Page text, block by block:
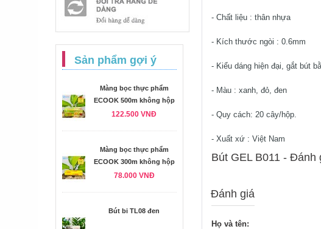
Sản phẩm gợi ý
Màng bọc thực phẩm
ECOOK 500m không hộp
122.500 VNĐ
Màng bọc thực phẩm
ECOOK 300m không hộp
78.000 VNĐ
Bút bi TL08 đen
- Chất liệu : thân nhựa
- Kích thước ngòi : 0.6mm
- Kiểu dáng hiện đại, gắt bút
- Màu : xanh, đỏ, đen
- Quy cách: 20 cây/hộp.
- Xuất xứ : Việt Nam
Bút GEL B011 - Ðánh
Đánh giá
Họ và tên: